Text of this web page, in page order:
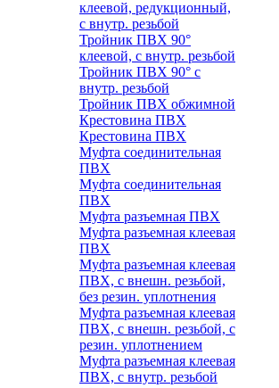
клеевой, редукционный,
с внутр. резьбой
Тройник ПВХ 90°
клеевой, с внутр. резьбой
Тройник ПВХ 90° с
внутр. резьбой
Тройник ПВХ обжимной
Крестовина ПВХ
Крестовина ПВХ
Муфта соединительная
ПВХ
Муфта соединительная
ПВХ
Муфта разъемная ПВХ
Муфта разъемная клеевая
ПВХ
Муфта разъемная клеевая
ПВХ, с внешн. резьбой,
без резин. уплотнения
Муфта разъемная клеевая
ПВХ, с внешн. резьбой, с
резин. уплотнением
Муфта разъемная клеевая
ПВХ, с внутр. резьбой